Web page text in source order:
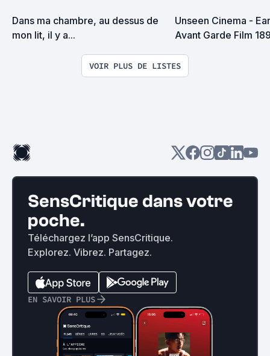
Dans ma chambre, au dessus de
mon lit, il y a...
Unseen Cinema -
Avant Garde Film
VOIR PLUS DE LISTES
SensCritique dans votre
poche.
Téléchargez l’app SensCritique.
Explorez. Vibrez. Partagez.
EN SAVOIR PLUS